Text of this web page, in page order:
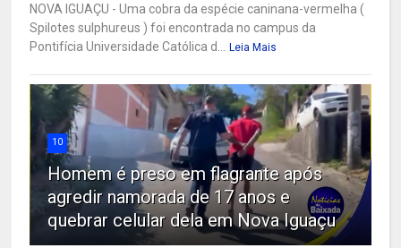
NOVA IGUAÇU - Uma cobra da espécie caninana-vermelha (
Spilotes sulphureus ) foi encontrada no campus da
Pontifícia Universidade Católica d... Leia Mais
10
Homem é preso em flagrante após
agredir namorada de 17 anos e
quebrar celular dela em Nova Iguaçu